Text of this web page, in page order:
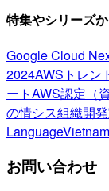
特集やシリーズ
Google Cloud
2024AWSトレン
ートAWS認定（資
の情シス組織開
Language
お問い合わせ